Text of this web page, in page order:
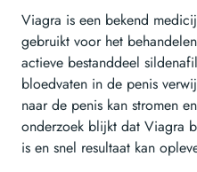
Viagra is een bekend
gebruikt voor het
actieve bestanddeel
bloedvaten in de penis
naar de penis kan stromen
onderzoek blijkt dat Viagra
is en snel resultaat kan